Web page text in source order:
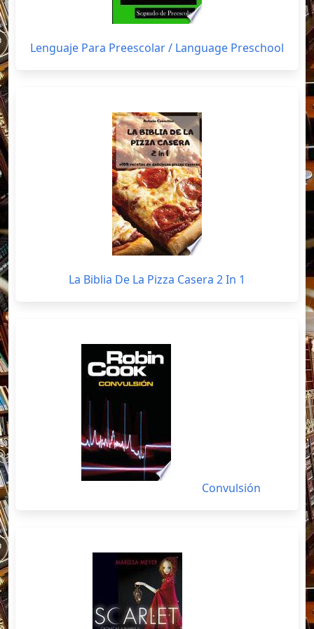
Lenguaje Para Preescolar / Language Preschool
La Biblia De La Pizza Casera 2 In 1
Convulsión